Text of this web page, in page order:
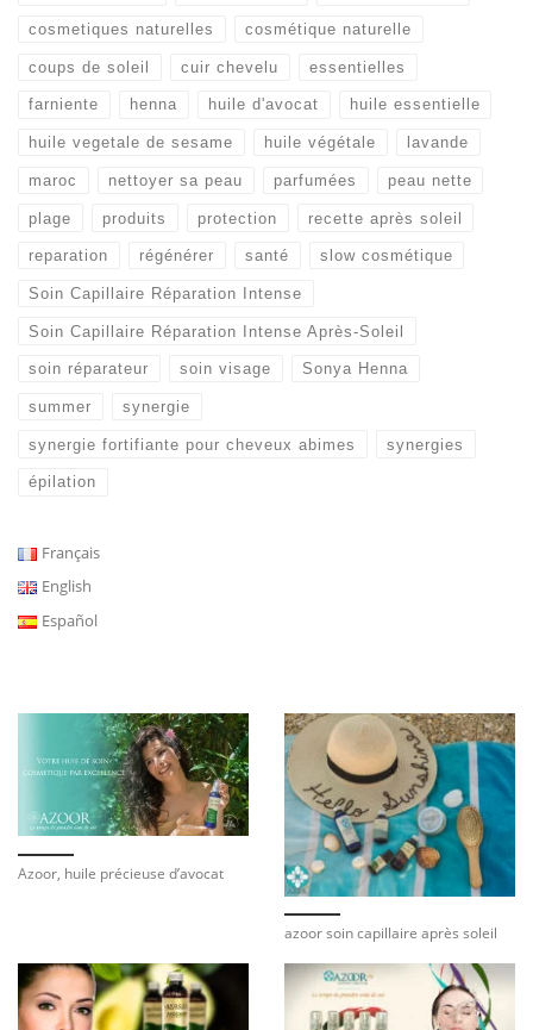
cosmetiques naturelles cosmétique naturelle
coups de soleil cuir chevelu essentielles
farniente henna huile d'avocat huile essentielle
huile vegetale de sesame huile végétale lavande
maroc nettoyer sa peau parfumées peau nette
plage produits protection recette après soleil
reparation régénérer santé slow cosmétique
Soin Capillaire Réparation Intense
Soin Capillaire Réparation Intense Après-Soleil
soin réparateur soin visage Sonya Henna
summer synergie
synergie fortifiante pour cheveux abimes synergies
épilation
Français
English
Español
Azoor, huile précieuse d’avocat
azoor soin capillaire après soleil